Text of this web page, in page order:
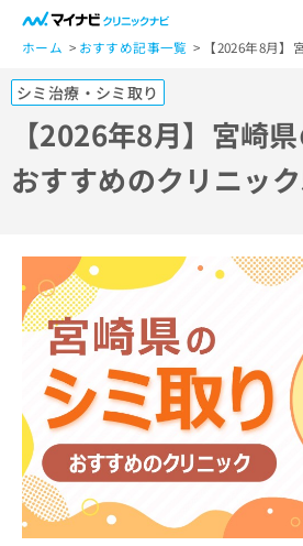
ホーム おすすめ記事一覧 【2026年8月
シミ治療・シミ取り
【2026年8月】宮崎
おすすめのクリニッ
一
般
ー
ザ
ー
の
方
ら
ビ
ク
リ
ニ
ッ
ク
医
係
者
の
方
は
こ